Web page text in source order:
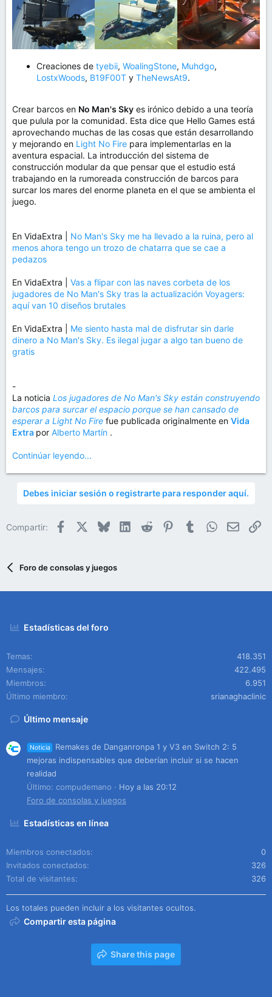
Creaciones de tyebii, WoalingStone, Muhdgo,
LostxWoods, B19F00T y TheNewsAt9.
Crear barcos en No Man's Sky es irónico debido a una teoría
que pulula por la comunidad. Esta dice que Hello Games está
aprovechando muchas de las cosas que están desarrollando
y mejorando en Light No Fire para implementarlas en la
aventura espacial. La introducción del sistema de
construcción modular da que pensar que el estudio está
trabajando en la rumoreada construcción de barcos para
surcar los mares del enorme planeta en el que se ambienta el
juego.
En VidaExtra | No Man's Sky me ha llevado a la ruina, pero al
menos ahora tengo un trozo de chatarra que se cae a
pedazos
En VidaExtra | Vas a flipar con las naves corbeta de los
jugadores de No Man's Sky tras la actualización Voyagers:
aquí van 10 diseños brutales
En VidaExtra | Me siento hasta mal de disfrutar sin darle
dinero a No Man's Sky. Es ilegal jugar a algo tan bueno de
gratis
-
La noticia Los jugadores de No Man's Sky están construyendo
barcos para surcar el espacio porque se han cansado de
esperar a Light No Fire fue publicada originalmente en Vida
Extra por Alberto Martín .
Continúar leyendo...
Debes iniciar sesión o registrarte para responder aquí.
Compartir: Facebook BlueskyLinkedIn
Reddit PinterestTumblrWhatsApp
Email
Foro de consolas y juegos
Estadísticas del foro
Temas
418.351
Mensajes
422.495
Miembros
6.951
Último miembro
srianaghaclinic
Último mensaje
Noticia
Remakes de Danganronpa 1 y V3 en Switch 2: 5
mejoras indispensables que deberían incluir si se hacen
realidad
Último: compudemano
Hoy a las 20:12
Foro de consolas y juegos
Estadísticas en línea
Miembros conectados
0
Invitados conectados
326
Total de visitantes
326
Los totales pueden incluir a los visitantes ocultos.
Compartir esta página
Share this page